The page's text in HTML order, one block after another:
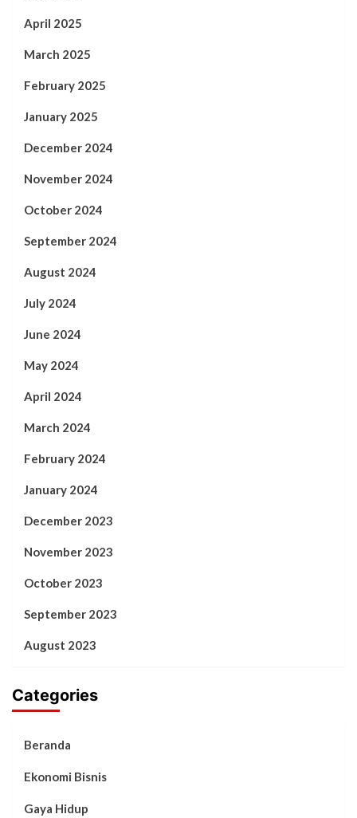
April 2025
March 2025
February 2025
January 2025
December 2024
November 2024
October 2024
September 2024
August 2024
July 2024
June 2024
May 2024
April 2024
March 2024
February 2024
January 2024
December 2023
November 2023
October 2023
September 2023
August 2023
Categories
Beranda
Ekonomi Bisnis
Gaya Hidup